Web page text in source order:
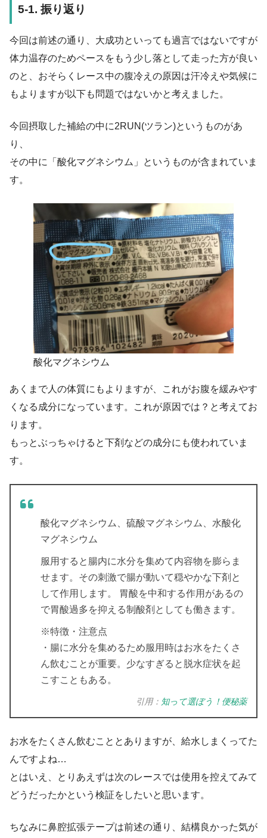
5-1. 振り返り
今回は前述の通り、大成功といっても過言ではないですが
体力温存のためペースをもう少し落として走った方が良い
のと、おそらくレース中の腹冷えの原因は汗冷えや気候に
もよりますが以下も問題ではないかと考えました。
今回摂取した補給の中に2RUN(ツラン)というものがあ
り、
その中に「酸化マグネシウム」というものが含まれていま
す。
酸化マグネシウム
あくまで人の体質にもよりますが、これがお腹を緩みやす
くなる成分になっています。これが原因では？と考えてお
ります。
もっとぶっちゃけると下剤などの成分にも使われていま
す。
酸化マグネシウム、硫酸マグネシウム、水酸化
マグネシウム
服用すると腸内に水分を集めて内容物を膨らま
せます。その刺激で腸が動いて穏やかな下剤と
して作用します。 胃酸を中和する作用があるの
で胃酸過多を抑える制酸剤としても働きます。
※特徴・注意点
・腸に水分を集めるため服用時はお水をたくさ
ん飲むことが重要。少なすぎると脱水症状を起
こすこともある。
引用： 知って選ぼう！便秘薬
お水をたくさん飲むこととありますが、給水しまくってた
んですよね…
とはいえ、とりあえずは次のレースでは使用を控えてみて
どうだったかという検証をしたいと思います。
ちなみに鼻腔拡張テープは前述の通り、結構良かった気が